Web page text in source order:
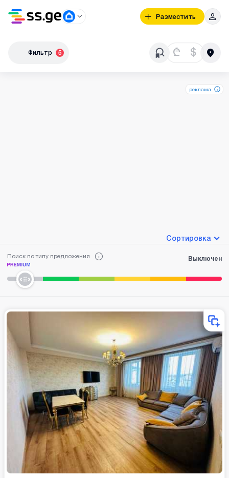
Разместить
Фильтр 5 ₾ $
реклама
Сортировка
Поиск по типу предложения Выключен